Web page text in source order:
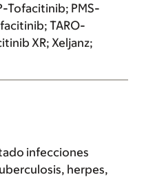
Tofacitinib; PMS-
TARO-
XR; Xeljanz;
infecciones
herpes,